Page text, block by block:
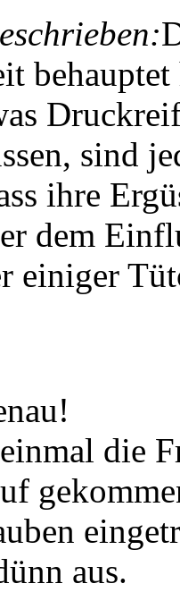
sind
ihre
dem
einiger
die
aus.